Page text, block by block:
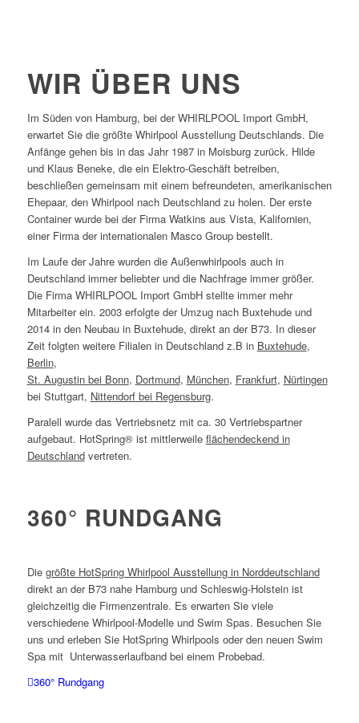
WIR ÜBER UNS
Im Süden von Hamburg, bei der WHIRLPOOL Import GmbH,
erwartet Sie die größte Whirlpool Ausstellung Deutschlands. Die
Anfänge gehen bis in das Jahr 1987 in Moisburg zurück. Hilde
und Klaus Beneke, die ein Elektro-Geschäft betreiben,
beschließen gemeinsam mit einem befreundeten, amerikanischen
Ehepaar, den Whirlpool nach Deutschland zu holen. Der erste
Container wurde bei der Firma Watkins aus Vista, Kalifornien,
einer Firma der internationalen Masco Group bestellt.
Im Laufe der Jahre wurden die Außenwhirlpools auch in
Deutschland immer beliebter und die Nachfrage immer größer.
Die Firma WHIRLPOOL Import GmbH stellte immer mehr
Mitarbeiter ein. 2003 erfolgte der Umzug nach Buxtehude und
2014 in den Neubau in Buxtehude, direkt an der B73. In dieser
Zeit folgten weitere Filialen in Deutschland z.B in Buxtehude,
Berlin,
St. Augustin bei Bonn, Dortmund, München, Frankfurt, Nürtingen
bei Stuttgart, Nittendorf bei Regensburg.
Paralell wurde das Vertriebsnetz mit ca. 30 Vertriebspartner
aufgebaut. HotSpring® ist mittlerweile flächendeckend in
Deutschlandvertreten.
360° RUNDGANG
Die größte HotSpring Whirlpool Ausstellung in Norddeutschland
direkt an der B73 nahe Hamburg und Schleswig-Holstein ist
gleichzeitig die Firmenzentrale. Es erwarten Sie viele
verschiedene Whirlpool-Modelle und Swim Spas. Besuchen Sie
uns und erleben Sie HotSpring Whirlpools oder den neuen Swim
Spa mit Unterwasserlaufband bei einem Probebad.
360° Rundgang